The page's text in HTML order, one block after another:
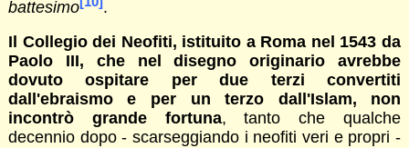
battesimo
.
Il Collegio dei Neofiti, istituito a Roma nel 1543 da
Paolo III, che nel disegno originario avrebbe
dovuto ospitare per due terzi convertiti
dall'ebraismo e per un terzo dall'Islam, non
incontrò grande fortuna, tanto che qualche
decennio dopo - scarseggiando i neofiti veri e propri -